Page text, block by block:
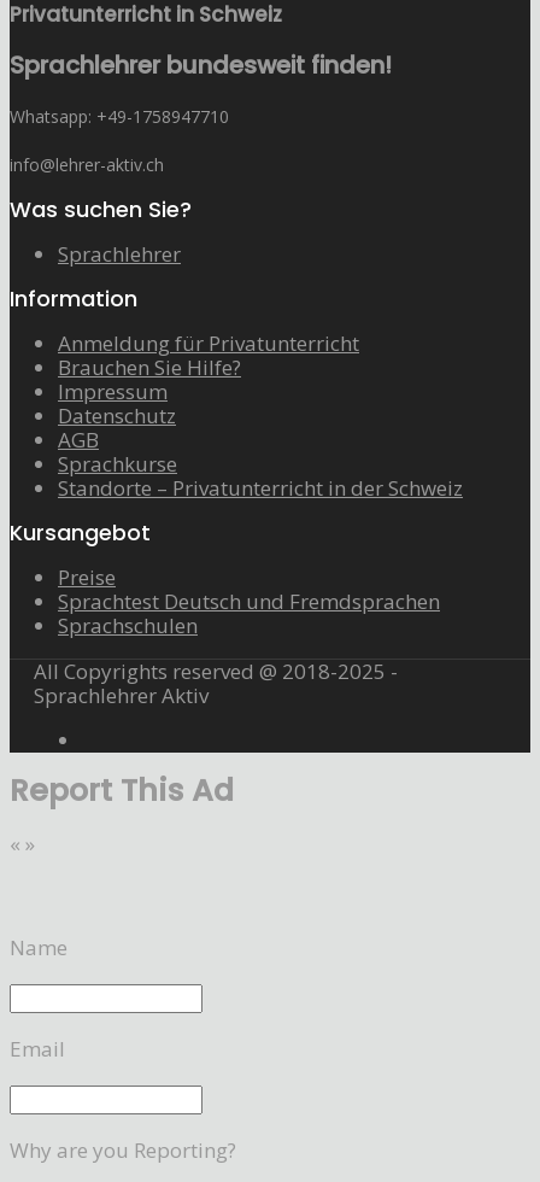
Privatunterricht in Schweiz
Sprachlehrer bundesweit finden!
Whatsapp: ‭+49-1758947710
info@lehrer-aktiv.ch
Was suchen Sie?
Sprachlehrer
Information
Anmeldung für Privatunterricht
Brauchen Sie Hilfe?
Impressum
Datenschutz
AGB
Sprachkurse
Standorte – Privatunterricht in der Schweiz
Kursangebot
Preise
Sprachtest Deutsch und Fremdsprachen
Sprachschulen
All Copyrights reserved @ 2018-2025 -
Sprachlehrer Aktiv
Report This Ad
« »
Name
Email
Why are you Reporting?